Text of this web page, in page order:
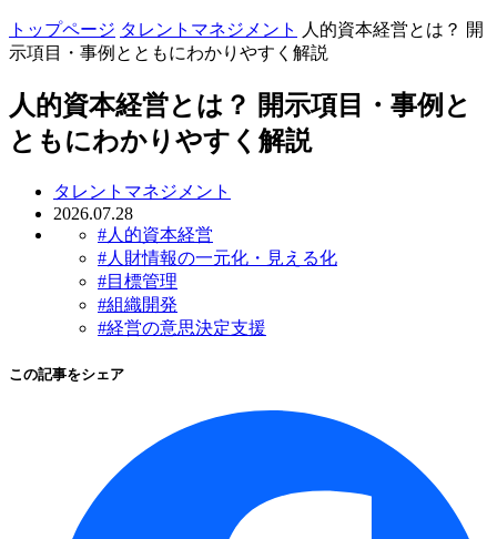
トップページ タレントマネジメント 人的資本経営とは？ 開
示項目・事例とともにわかりやすく解説
人的資本経営とは？ 開示項目・事例と
ともにわかりやすく解説
タレントマネジメント
2026.07.28
#人的資本経営
#人財情報の一元化・見える化
#目標管理
#組織開発
#経営の意思決定支援
この記事をシェア